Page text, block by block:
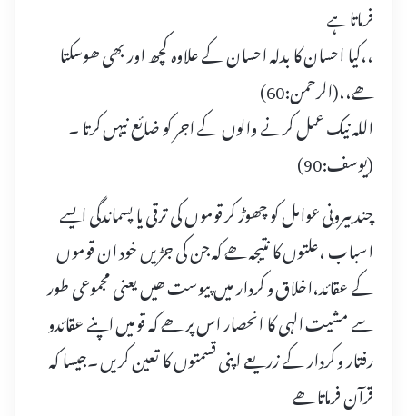
فرماتاہے
،،کیا احسان کا بدلہ احسان کے علاوہ کچھ اور بھی ھوسکتا
ھے،،(الرحمن:60)
اللہ نیک عمل کرنے والوں کے اجر کو ضائع نیہں کرتا ۔
(یوسف:90)
چند بیرونی عوامل کو چھوڑ کر قوموں کی ترقی یا پسماندگی ایسے
اسباب ،علتوں کا نتیجہ ھے کہ جن کی جڑیں خود ان قوموں
کے عقائد،اخلاق و کردار میں پیوست ھیں یعنی مجموعی طور
سے مشیت الہی کا انحصار اس پر ھے کہ قومیں اپنے عقائدو
رفتار و کردار کے زریعے اپنی قسمتوں کا تعین کریں ۔جیسا کہ
قرآن فرماتا ھے